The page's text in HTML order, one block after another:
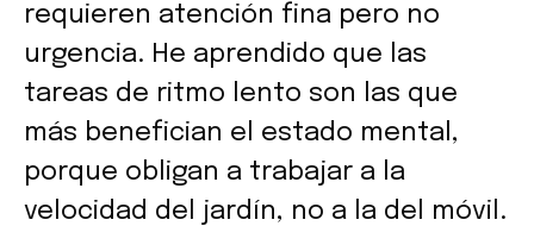
requieren atención fina pero no
urgencia. He aprendido que las
tareas de ritmo lento son las que
más benefician el estado mental,
porque obligan a trabajar a la
velocidad del jardín, no a la del móvil.